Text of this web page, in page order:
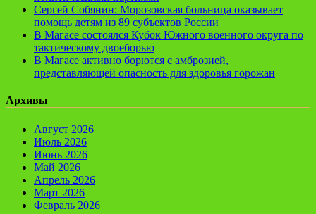
Сергей Собянин: Морозовская больница оказывает
помощь детям из 89 субъектов России
В Магасе состоялся Кубок Южного военного округа по
тактическому двоеборью
В Магасе активно борются с амброзией,
представляющей опасность для здоровья горожан
Архивы
Август 2026
Июль 2026
Июнь 2026
Май 2026
Апрель 2026
Март 2026
Февраль 2026